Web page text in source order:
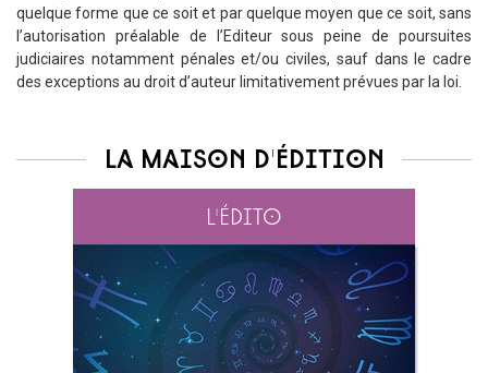
quelque forme que ce soit et par quelque moyen que ce soit, sans
l’autorisation préalable de l’Editeur sous peine de poursuites
judiciaires notamment pénales et/ou civiles, sauf dans le cadre
des exceptions au droit d’auteur limitativement prévues par la loi.
La maison d'édition
L'édito